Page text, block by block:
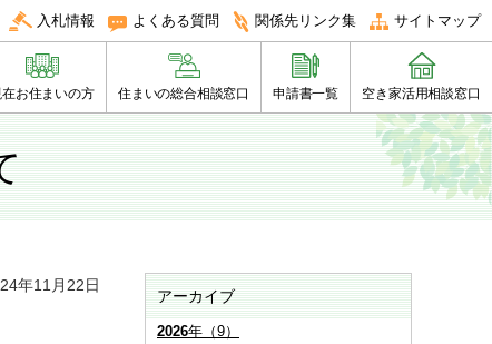
入札情報 よくある質問 関係先リンク集 サイトマップ
在お住まいの方 住まいの総合相談窓口 申請書一覧 空き家活用相談窓口
年11月22日
アーカイブ
2026年（9）